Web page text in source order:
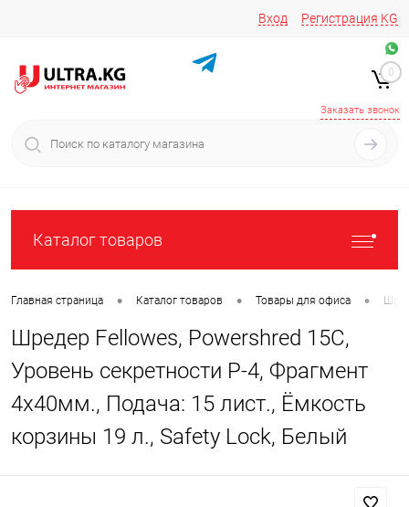
Вход Регистрация KG
+996 776161037
+996 772022908
Заказать звонок
0
Каталог товаров
Главная страница • Каталог товаров • Товары для офиса •
Шредер Fellowes, Powershred 15C,
Уровень секретности P-4, Фрагмент
4х40мм., Подача: 15 лист., Ёмкость
корзины 19 л., Safety Lock, Белый